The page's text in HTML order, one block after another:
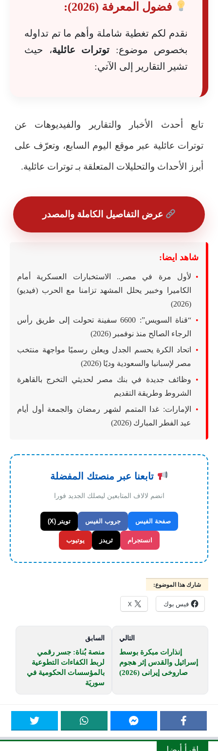
فضول المعرفة (2026):
نقدم لكم تغطية شاملة وأهم ما تم تداوله
بخصوص موضوع: توترات عائلية، حيث
تشير التقارير إلى الآتي:
تابع أحدث الأخبار والتقارير والفيديوهات عن
توترات عائلية عبر موقع اليوم السابع، وتعرّف على
أبرز الأحداث والتحليلات المتعلقة بـ توترات عائلية.
عرض التفاصيل الكاملة والمصدر
شاهد ايضا:
لأول مرة في مصر.. الاستخبارات العسكرية أمام
الكاميرا وخبير يحلل المشهد تزامنا مع الحرب (فيديو)
(2026)
“قناة السويس”: 6600 سفينة تحولت إلى طريق رأس
الرجاء الصالح منذ نوفمبر (2026)
اتحاد الكرة يحسم الجدل ويعلن رسميًا مواجهة منتخب
مصر لإسبانيا والسعودية وديًا (2026)
وظائف جديدة في بنك مصر لحديثي التخرج بالقاهرة
الشروط وطريقة التقديم
الإمارات: غدا المتمم لشهر رمضان والجمعة أول أيام
عيد الفطر المبارك (2026)
تابعنا عبر منصتك المفضلة
انضم لالاف المتابعين ليصلك الجديد فورا
صفحة الفيس جروب الفيس تويتر (X)
انستجرام ثريدز يوتيوب
شارك هذا الموضوع:
فيس بوك X
التالي
إنذارات مبكرة بوسط
إسرائيل والقدس إثر هجوم
صاروخى إيرانى (2026)
السابق
منصة بُناة: جسر رقمي
لربط الكفاءات التطوعية
بالمؤسسات الحكومية في
سوريَة